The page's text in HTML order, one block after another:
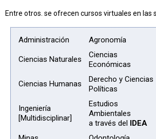
Entre otros. se ofrecen cursos virtuales en las
Administración Agronomía
Ciencias Naturales
Ciencias
Económicas
Ciencias Humanas
Derecho y Ciencias
Políticas
Ingeniería
[Multidisciplinar]
Estudios
Ambientales
a través del IDEA